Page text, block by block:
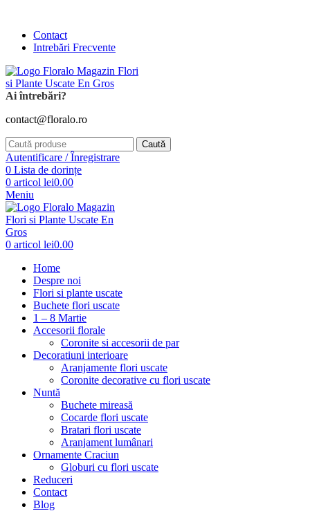
Contact
Intrebări Frecvente
Ai întrebări?
contact@floralo.ro
Caută
Autentificare / Înregistrare
0 Lista de dorințe
0 articol lei0.00
Meniu
0 articol lei0.00
Home
Despre noi
Flori si plante uscate
Buchete flori uscate
1 – 8 Martie
Accesorii florale
Coronite si accesorii de par
Decoratiuni interioare
Aranjamente flori uscate
Coronite decorative cu flori uscate
Nuntă
Buchete mireasă
Cocarde flori uscate
Bratari flori uscate
Aranjament lumânari
Ornamente Craciun
Globuri cu flori uscate
Reduceri
Contact
Blog